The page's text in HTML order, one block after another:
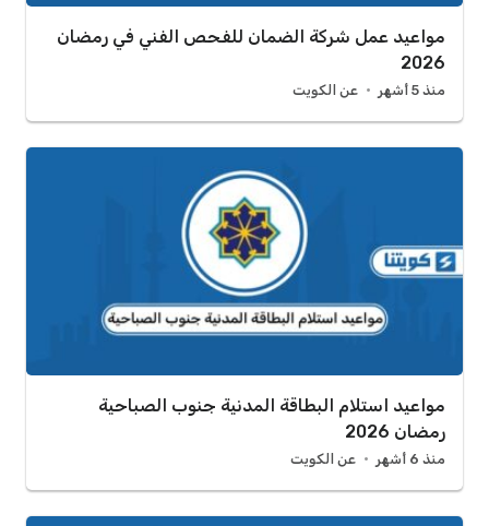
مواعيد عمل شركة الضمان للفحص الفني في رمضان
2026
منذ 5 أشهر عن الكويت
مواعيد استلام البطاقة المدنية جنوب الصباحية
رمضان 2026
منذ 6 أشهر عن الكويت